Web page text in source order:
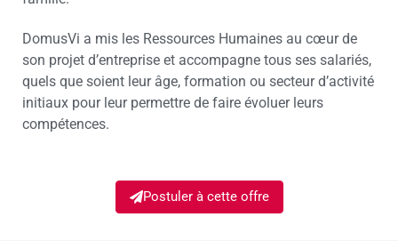
DomusVi a mis les Ressources Humaines au cœur de
son projet d’entreprise et accompagne tous ses salariés,
quels que soient leur âge, formation ou secteur d’activité
initiaux pour leur permettre de faire évoluer leurs
compétences.
Postuler à cette offre